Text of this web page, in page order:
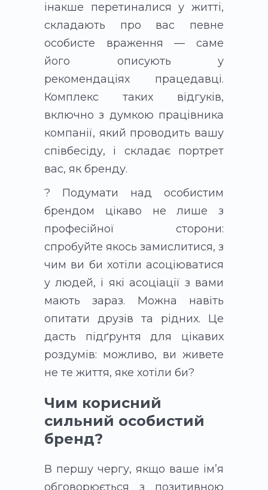
інакше перетиналися у житті,
складають про вас певне
особисте враження — саме
його описують у
рекомендаціях працедавці.
Комплекс таких відгуків,
включно з думкою працівника
компанії, який проводить вашу
співбесіду, і складає портрет
вас, як бренду.
? Подумати над особистим
брендом цікаво не лише з
професійної сторони:
спробуйте якось замислитися, з
чим ви би хотіли асоціюватися
у людей, і які асоціації з вами
мають зараз. Можна навіть
опитати друзів та рідних. Це
дасть підґрунтя для цікавих
роздумів: можливо, ви живете
не те життя, яке хотіли би?
Чим корисний
сильний особистий
бренд?
В першу чергу, якщо ваше ім’я
обговорюється з позитивною